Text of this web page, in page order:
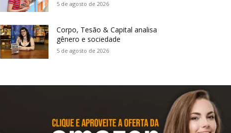
5 de agosto de 2026
Corpo, Tesão & Capital analisa
gênero e sociedade
5 de agosto de 2026